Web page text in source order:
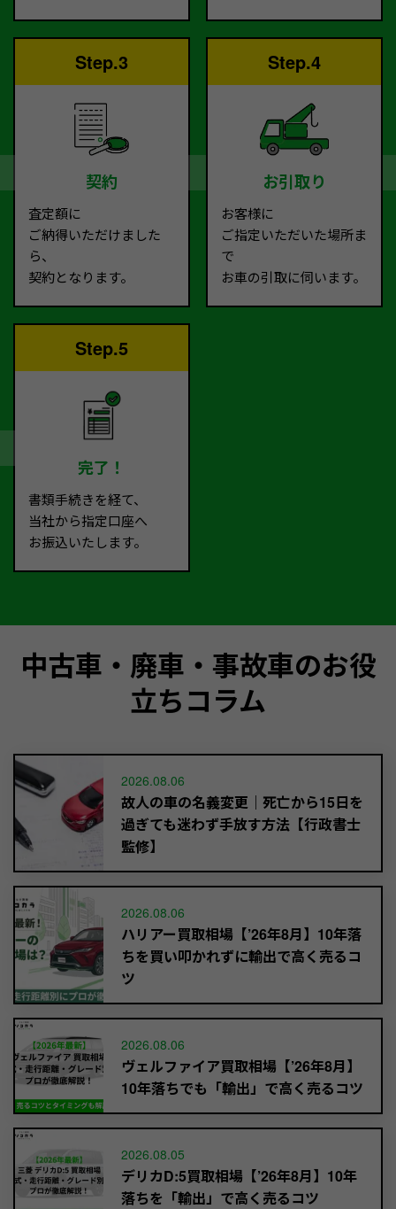
Step.3
契約
査定額に
ご納得いただけました
ら、
契約となります。
Step.4
お引取り
お客様に
ご指定いただいた場所ま
で
お車の引取に伺います。
Step.5
完了！
書類手続きを経て、
当社から指定口座へ
お振込いたします。
中古車・廃車・事故車のお役
立ちコラム
2026.08.06
故人の車の名義変更｜死亡から15日を
過ぎても迷わず手放す方法【行政書士
監修】
2026.08.06
ハリアー買取相場【’26年8月】10年落
ちを買い叩かれずに輸出で高く売るコ
ツ
2026.08.06
ヴェルファイア買取相場【’26年8月】
10年落ちでも「輸出」で高く売るコツ
2026.08.05
デリカD:5買取相場【’26年8月】10年
落ちを「輸出」で高く売るコツ